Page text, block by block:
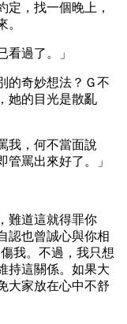
定，找一個晚上，
。
看過了。」
的奇妙想法？Ｇ不
她的目光是散亂
我，何不當面說
罵出來好了。」
難道這就得罪你
認也曾誠心與你相
我。不過，我只想
持這關係。如果大
大家放在心中不舒